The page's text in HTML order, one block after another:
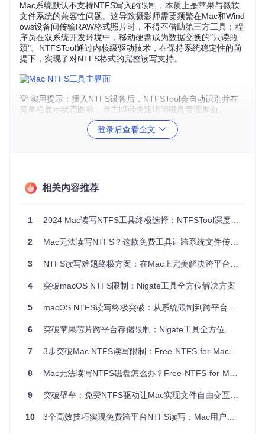
Mac系统默认不支持NTFS写入的限制，本质上是苹果与微软
文件系统的兼容性问题。这导致摄影师需要频繁在Mac和Wind
ows设备间传输RAW格式照片时，不得不借助第三方工具；程
序员在双系统开发环境中，移动硬盘成为数据交换的"只读瓶
颈"。NTFSTool通过内核级驱动技术，在保持系统稳定性的前
提下，实现了对NTFS格式的完整读写支持。
💡 实用提示：插入NTFS设备后，NTFSTool会自动识别并在
菜单栏显示状态图标，点击即可快速访问磁盘管理界面。
场景化优势：从日常使用到专业需求
作？NTFSTool的界面设计遵循"功能可视化"原则，左侧清晰列
储状态。即使是电脑新手，也能在30秒内学会挂载/卸载磁
需记住复杂的终端命令。
场景二：如何打造个性化的工具使用体验？
力，多语言用户希望界面切换自如。NTFSTool的偏好设置面
色）、语言选择（支持20种以上语言）、开机启动等。这些设
中，可手动备份或迁移。
💡 实用提示：勾选"跟随系统启动"后，工具会在后台自动运
场景三：数据安全如何保障？隐私保护机制解析
登录后查看全文
相关内容推荐
1 2024 Mac读写NTFS工具终极选择：NTFSTool深度评测与竞品横评
2 Mac无法读写NTFS？这款免费工具让跨系统文件传输不再愁
3 NTFS读写难题终极方案：在Mac上完美解决跨平台文件传输
4 突破macOS NTFS限制：Nigate工具全方位解决方案
5 macOS NTFS读写终极突破：从系统限制到跨平台解决方案的技术解密
6 突破苹果芯片跨平台存储限制：Nigate工具全方位解析
7 3步突破Mac NTFS读写限制：Free-NTFS-for-Mac技术解决方案全解析
8 Mac无法读写NTFS磁盘怎么办？Free-NTFS-for-Mac工具全攻略
9 突破壁垒：免费NTFS驱动让Mac实现文件自由交互的完整指南
10 3个高效技巧实现免费跨平台NTFS读写：Mac用户的外部存储解决方案